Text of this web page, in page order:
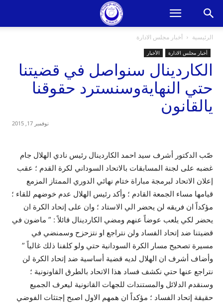
الرئيسية أخبار مجلس الادارة
أخبار مجلس الادارة الأخبار
الكاردينال سنواصل في قضيتنا
حتي النهايةوسنسترد حقوقنا
يالقانون
نوفمبر 17, 2015
صّب الدكتور أشرف سيد احمد الكاردينال رئيس نادي الهلال جام
غضبه على لجنة المسابقات بالاتحاد السوداني لكرة القدم ؛ عقب
إعلان الاتحاد لبرمجة مباراة ختام نهائي الدوري الممتاز المزمع
قيامها مساء الجمعة القادم ؛ وأكد رئيس الهلال عدم خوضهم للقاء ؛
مؤكداً ان فريقه لن يحضر الي الاستاد ؛ وان على إتحاد الكرة ان
يحضر لكي يلعب عوضاً عنهم ومضي الكاردينال قائلاً : ” ماضون في
قضيتنا ضد إتحاد الفساد ولن نتراجع او نتزحزح وسمنضي في
مسيرة تصحيح مسار الكرة السودانية حتي ولو كلفنا ذلك غالياً ”
وأضاف أشرف ان الهلال لديه قضية أساسية ضد إتحاد الكرة لن
نتراجع عنها حتي نكشف فساد هذا الاتحاد بالطرق القاونونية ؛
وسنقدم الدلائل والمستندات للجهات القانونية ليعرف الجميع
حقيقة إتحاد الفساد ؛ مؤكداً ان همهم الاول اصبح إجتثات الفوضي